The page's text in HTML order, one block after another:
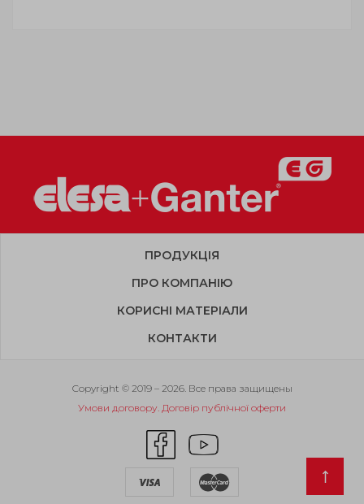
ПРОДУКЦІЯ
ПРО КОМПАНІЮ
КОРИСНІ МАТЕРІАЛИ
КОНТАКТИ
Copyright © 2019 – 2026. Все права защищены
Умови договору. Договір публічної оферти